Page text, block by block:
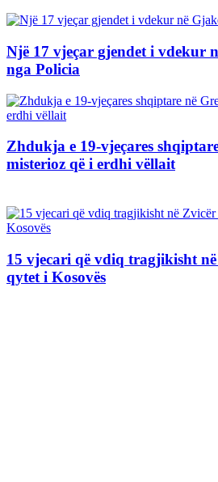
Një 17 vjeçar gjendet i vdekur
nga Policia
Zhdukja e 19-vjeçares
misterioz që i erdhi vëllait
15 vjecari që vdiq tragjikisht
qytet i Kosovës